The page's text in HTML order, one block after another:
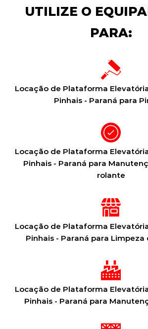
UTILIZE O
PARA:
Locação de Plataforma
Pinhais - Paraná para
Locação de Plataforma
Pinhais - Paraná para
rolante
Locação de Plataforma
Pinhais - Paraná para
Locação de Plataforma
Pinhais - Paraná para